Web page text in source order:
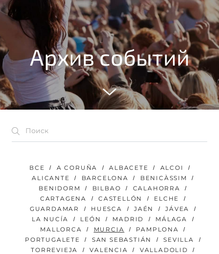
Архив событий
ВСЕ A CORUÑA ALBACETE
ALCOI
ALICANTE
BARCELONA
BENICÀSSIM
BENIDORM
BILBAO
CALAHORRA
CARTAGENA
CASTELLÓN
ELCHE
GUARDAMAR
HUESCA JAÉN
JÁVEA
LA NUCÍA
LEÓN MADRID
MÁLAGA
MALLORCA
MURCIA
PAMPLONA
PORTUGALETE
SAN SEBASTIÁN
SEVILLA
TORREVIEJA
VALENCIA
VALLADOLID